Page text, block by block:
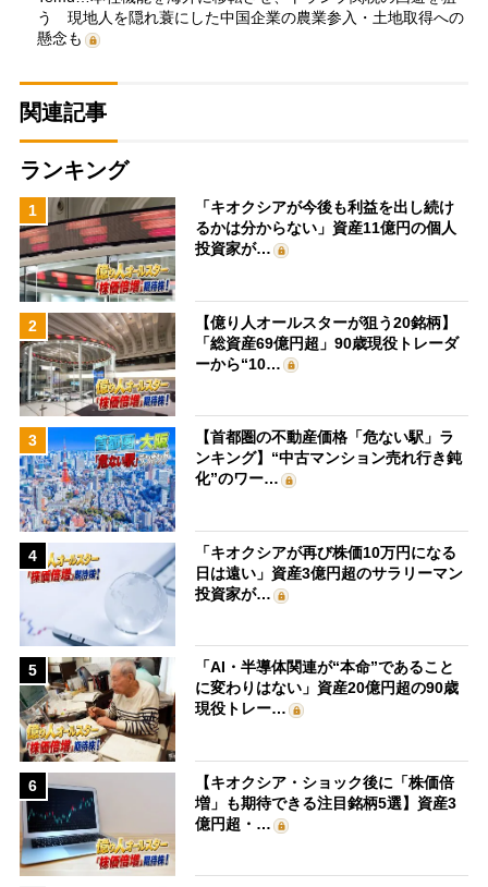
う 現地人を隠れ蓑にした中国企業の農業参入・土地取得への
懸念も
関連記事
ランキング
1
「キオクシアが今後も利益を出し続け
るかは分からない」資産11億円の個人
投資家が…
2
【億り人オールスターが狙う20銘柄】
「総資産69億円超」90歳現役トレーダ
ーから“10…
3
【首都圏の不動産価格「危ない駅」ラ
ンキング】“中古マンション売れ行き鈍
化”のワー…
4
「キオクシアが再び株価10万円になる
日は遠い」資産3億円超のサラリーマン
投資家が…
5
「AI・半導体関連が“本命”であること
に変わりはない」資産20億円超の90歳
現役トレー…
6
【キオクシア・ショック後に「株価倍
増」も期待できる注目銘柄5選】資産3
億円超・…